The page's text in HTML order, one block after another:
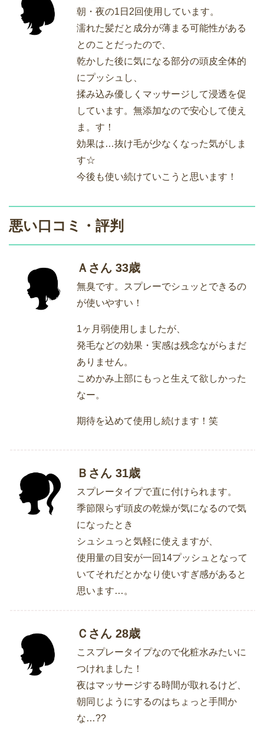
朝・夜の1日2回使用しています。
濡れた髪だと成分が薄まる可能性がある
とのことだったので、
乾かした後に気になる部分の頭皮全体的
にプッシュし、
揉み込み優しくマッサージして浸透を促
しています。無添加なので安心して使え
ま。す！
効果は…抜け毛が少なくなった気がしま
す☆
今後も使い続けていこうと思います！
悪い口コミ・評判
Ａさん 33歳
無臭です。スプレーでシュッとできるの
が使いやすい！
1ヶ月弱使用しましたが、
発毛などの効果・実感は残念ながらまだ
ありません。
こめかみ上部にもっと生えて欲しかった
なー。
期待を込めて使用し続けます！笑
Ｂさん 31歳
スプレータイプで直に付けられます。
季節限らず頭皮の乾燥が気になるので気
になったとき
シュシュっと気軽に使えますが、
使用量の目安が一回14プッシュとなって
いてそれだとかなり使いすぎ感があると
思います…。
Ｃさん 28歳
こスプレータイプなので化粧水みたいに
つけれました！
夜はマッサージする時間が取れるけど、
朝同じようにするのはちょっと手間か
な…??